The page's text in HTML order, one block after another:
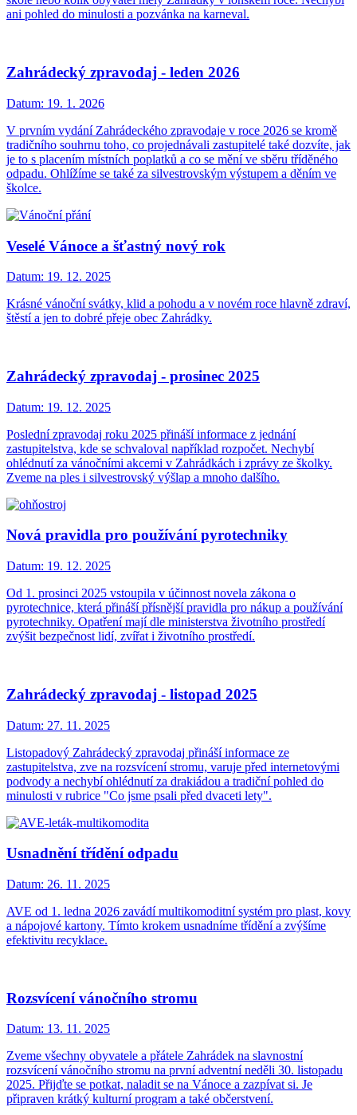
ani pohled do minulosti a pozvánka na karneval.
Zahrádecký zpravodaj - leden 2026
Datum: 19. 1. 2026
V prvním vydání Zahrádeckého zpravodaje v roce 2026 se kromě
tradičního souhrnu toho, co projednávali zastupitelé také dozvíte, jak
je to s placením místních poplatků a co se mění ve sběru tříděného
odpadu. Ohlížíme se také za silvestrovským výstupem a děním ve
školce.
Veselé Vánoce a šťastný nový rok
Datum: 19. 12. 2025
Krásné vánoční svátky, klid a pohodu a v novém roce hlavně zdraví,
štěstí a jen to dobré přeje obec Zahrádky.
Zahrádecký zpravodaj - prosinec 2025
Datum: 19. 12. 2025
Poslední zpravodaj roku 2025 přináší informace z jednání
zastupitelstva, kde se schvaloval například rozpočet. Nechybí
ohlédnutí za vánočními akcemi v Zahrádkách i zprávy ze školky.
Zveme na ples i silvestrovský výšlap a mnoho dalšího.
Nová pravidla pro používání pyrotechniky
Datum: 19. 12. 2025
Od 1. prosinci 2025 vstoupila v účinnost novela zákona o
pyrotechnice, která přináší přísnější pravidla pro nákup a používání
pyrotechniky. Opatření mají dle ministerstva životního prostředí
zvýšit bezpečnost lidí, zvířat i životního prostředí.
Zahrádecký zpravodaj - listopad 2025
Datum: 27. 11. 2025
Listopadový Zahrádecký zpravodaj přináší informace ze
zastupitelstva, zve na rozsvícení stromu, varuje před internetovými
podvody a nechybí ohlédnutí za drakiádou a tradiční pohled do
minulosti v rubrice "Co jsme psali před dvaceti lety".
Usnadnění třídění odpadu
Datum: 26. 11. 2025
AVE od 1. ledna 2026 zavádí multikomoditní systém pro plast, kovy
a nápojové kartony. Tímto krokem usnadníme třídění a zvýšíme
efektivitu recyklace.
Rozsvícení vánočního stromu
Datum: 13. 11. 2025
Zveme všechny obyvatele a přátele Zahrádek na slavnostní
rozsvícení vánočního stromu na první adventní neděli 30. listopadu
2025. Přijďte se potkat, naladit se na Vánoce a zazpívat si. Je
připraven krátký kulturní program a také občerstvení.